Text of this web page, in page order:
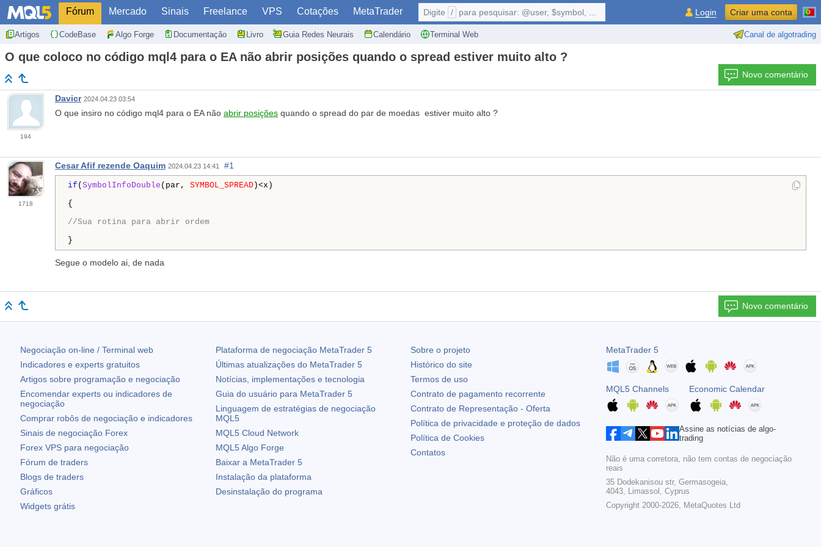
Fórum Mercado Sinais Freelance VPS Cotações MetaTrader
Artigos CodeBase Algo Forge Documentação Livro Guia Redes Neurais Calendário Terminal Web Canal de algotrading
Digite / para pesquisar: @user, $symbol, ... Login Criar uma conta
O que coloco no código mql4 para o EA não abrir posições quando o spread estiver muito alto ?
Novo comentário
194
Davicr 2024.04.23 03:54
O que insiro no código mql4 para o EA não abrir posições quando o spread do par de moedas estiver muito alto ?
1718
Cesar Afif rezende Oaquim 2024.04.23 14:41 #1
if ( SymbolInfoDouble (par, SYMBOL_SPREAD )<x)
{
//Sua rotina para abrir ordem
}
Segue o modelo ai, de nada
Novo comentário
Negociação on-line / Terminal web
Indicadores e experts gratuitos
Artigos sobre programação e negociação
Encomendar experts ou indicadores de
negociação
Comprar robôs de negociação e indicadores
Sinais de negociação Forex
Forex VPS para negociação
Fórum de traders
Blogs de traders
Gráficos
Widgets grátis
Plataforma de negociação MetaTrader 5
Últimas atualizações do MetaTrader 5
Notícias, implementações e tecnologia
Guia do usuário para MetaTrader 5
Linguagem de estratégias de negociação
MQL5
MQL5 Cloud Network
MQL5 Algo Forge
Baixar a MetaTrader 5
Instalação da plataforma
Desinstalação do programa
Sobre o projeto
Histórico do site
Termos de uso
Contrato de pagamento recorrente
Contrato de Representação - Oferta
Política de privacidade e proteção de dados
Política de Cookies
Contatos
MetaTrader 5
MQL5 Channels Economic Calendar
Assine as notícias de algo-
trading
Não é uma corretora, não tem contas de negociação
reais
35 Dodekanisou str, Germasogeia,
4043, Limassol, Cyprus
Copyright 2000-2026, MetaQuotes Ltd